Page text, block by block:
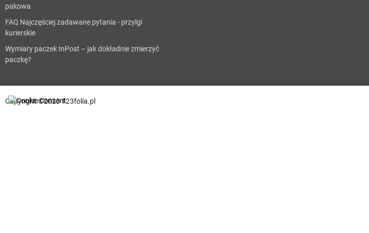
pakowa
FAQ Najczęściej zadawane pytania - przylgi
kurierskie
Wymiary paczek InPost – jak dokładnie zmierzyć
paczkę?
Copyright ©2023 123folia.pl